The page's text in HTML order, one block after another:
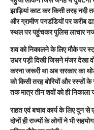
झाड़ियां काट कर किसी तरह नदी
और ग्रामीण पगडंडियों पर करीब
स्थल पर पहुंचकर पुलिस लाचार
शव को निकालने के लिए मौके पर
उधर पड़ी दिखी जिसने मंजर देखा
करना जरूरी था अब सरकार का
को किसी तरह बोरियों और रस्सों
तक मात्र तीन शवों को ही निकाला
राहत एवं बचाव कार्य के लिए दून
दोनों ही राज्यों के लोगों ने भी